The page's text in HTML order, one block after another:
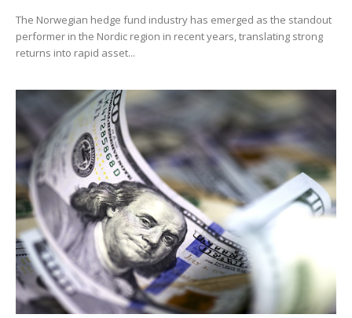
The Norwegian hedge fund industry has emerged as the standout
performer in the Nordic region in recent years, translating strong
returns into rapid asset...